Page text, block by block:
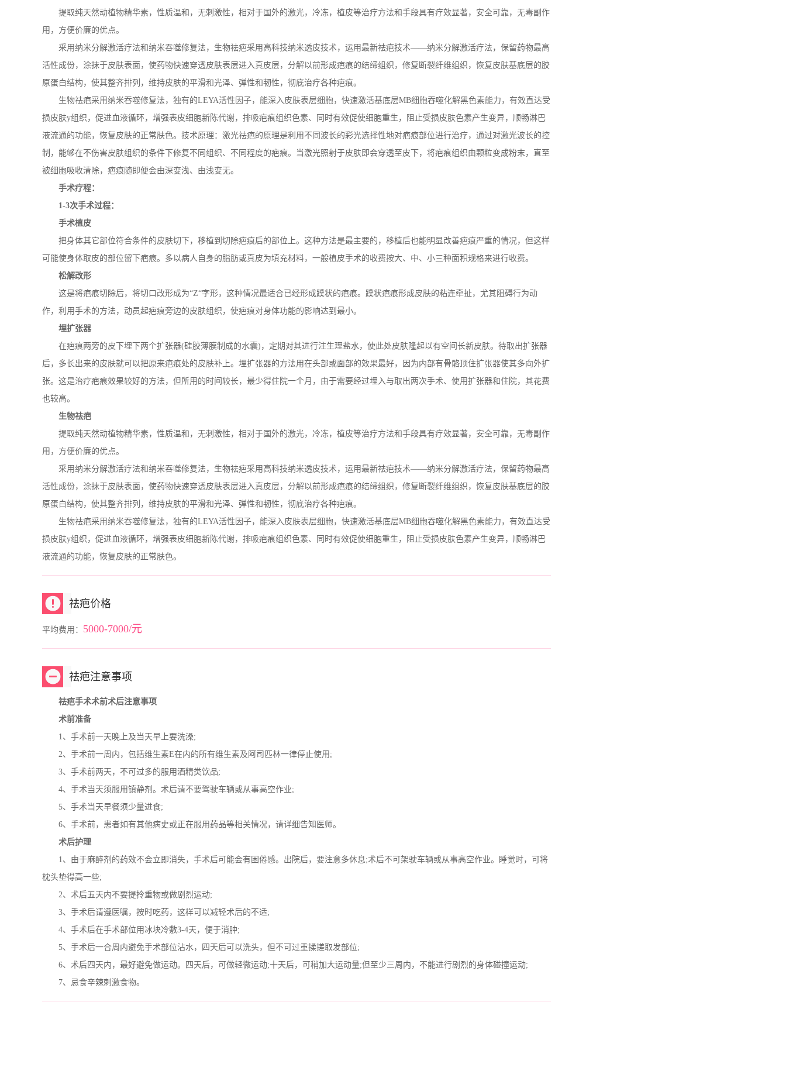
提取纯天然动植物精华素，性质温和，无刺激性，相对于国外的激光，冷冻，植皮等治疗方法和手段具有疗效显著，安全可靠，无毒副作
用，方便价廉的优点。
采用纳米分解激活疗法和纳米吞噬修复法，生物祛疤采用高科技纳米透皮技术，运用最新祛疤技术——纳米分解激活疗法，保留药物最高
活性成份，涂抹于皮肤表面，使药物快速穿透皮肤表层进入真皮层，分解以前形成疤痕的结缔组织，修复断裂纤维组织，恢复皮肤基底层的胶
原蛋白结构，使其整齐排列，维持皮肤的平滑和光泽、弹性和韧性，彻底治疗各种疤痕。
生物祛疤采用纳米吞噬修复法，独有的LEYA活性因子，能深入皮肤表层细胞，快速激活基底层MB细胞吞噬化解黑色素能力，有效直达受
损皮肤y组织，促进血液循环，增强表皮细胞新陈代谢，排吸疤痕组织色素、同时有效促使细胞重生，阻止受损皮肤色素产生变异，顺畅淋巴
液流通的功能，恢复皮肤的正常肤色。技术原理：激光祛疤的原理是利用不同波长的彩光选择性地对疤痕部位进行治疗，通过对激光波长的控
制，能够在不伤害皮肤组织的条件下修复不同组织、不同程度的疤痕。当激光照射于皮肤即会穿透至皮下，将疤痕组织由颗粒变成粉末，直至
被细胞吸收清除，疤痕随即便会由深变浅、由浅变无。
手术疗程：
1-3次手术过程：
手术植皮
把身体其它部位符合条件的皮肤切下，移植到切除疤痕后的部位上。这种方法是最主要的，移植后也能明显改善疤痕严重的情况，但这样
可能使身体取皮的部位留下疤痕。多以病人自身的脂肪或真皮为填充材料，一般植皮手术的收费按大、中、小三种面积规格来进行收费。
松解改形
这是将疤痕切除后，将切口改形成为“Z“字形，这种情况最适合已经形成蹼状的疤痕。蹼状疤痕形成皮肤的粘连牵扯，尤其阻碍行为动
作，利用手术的方法，动员起疤痕旁边的皮肤组织，使疤痕对身体功能的影响达到最小。
埋扩张器
在疤痕两旁的皮下埋下两个扩张器(硅胶薄膜制成的水囊)，定期对其进行注生理盐水，使此处皮肤隆起以有空间长新皮肤。待取出扩张器
后，多长出来的皮肤就可以把原来疤痕处的皮肤补上。埋扩张器的方法用在头部或面部的效果最好，因为内部有骨骼顶住扩张器使其多向外扩
张。这是治疗疤痕效果较好的方法，但所用的时间较长，最少得住院一个月，由于需要经过埋入与取出两次手术、使用扩张器和住院，其花费
也较高。
生物祛疤
提取纯天然动植物精华素，性质温和，无刺激性，相对于国外的激光，冷冻，植皮等治疗方法和手段具有疗效显著，安全可靠，无毒副作
用，方便价廉的优点。
采用纳米分解激活疗法和纳米吞噬修复法，生物祛疤采用高科技纳米透皮技术，运用最新祛疤技术——纳米分解激活疗法，保留药物最高
活性成份，涂抹于皮肤表面，使药物快速穿透皮肤表层进入真皮层，分解以前形成疤痕的结缔组织，修复断裂纤维组织，恢复皮肤基底层的胶
原蛋白结构，使其整齐排列，维持皮肤的平滑和光泽、弹性和韧性，彻底治疗各种疤痕。
生物祛疤采用纳米吞噬修复法，独有的LEYA活性因子，能深入皮肤表层细胞，快速激活基底层MB细胞吞噬化解黑色素能力，有效直达受
损皮肤y组织，促进血液循环，增强表皮细胞新陈代谢，排吸疤痕组织色素、同时有效促使细胞重生，阻止受损皮肤色素产生变异，顺畅淋巴
液流通的功能，恢复皮肤的正常肤色。
祛疤价格
平均费用： 5000-7000/元
祛疤注意事项
祛疤手术术前术后注意事项
术前准备
1、手术前一天晚上及当天早上要洗澡;
2、手术前一周内，包括维生素E在内的所有维生素及阿司匹林一律停止使用;
3、手术前两天，不可过多的服用酒精类饮品;
4、手术当天须服用镇静剂。术后请不要驾驶车辆或从事高空作业;
5、手术当天早餐须少量进食;
6、手术前，患者如有其他病史或正在服用药品等相关情况，请详细告知医师。
术后护理
1、由于麻醉剂的药效不会立即消失，手术后可能会有困倦感。出院后，要注意多休息;术后不可架驶车辆或从事高空作业。睡觉时，可将
枕头垫得高一些;
2、术后五天内不要提拎重物或做剧烈运动;
3、手术后请遵医嘱，按时吃药，这样可以减轻术后的不适;
4、手术后在手术部位用冰块冷敷3-4天，便于消肿;
5、手术后一合周内避免手术部位沾水，四天后可以洗头，但不可过重揉搓取发部位;
6、术后四天内，最好避免做运动。四天后，可做轻微运动;十天后，可稍加大运动量;但至少三周内，不能进行剧烈的身体碰撞运动;
7、忌食辛辣刺激食物。